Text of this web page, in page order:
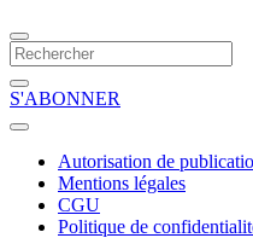
S'ABONNER
Autorisation de
Mentions légales
CGU
Politique de